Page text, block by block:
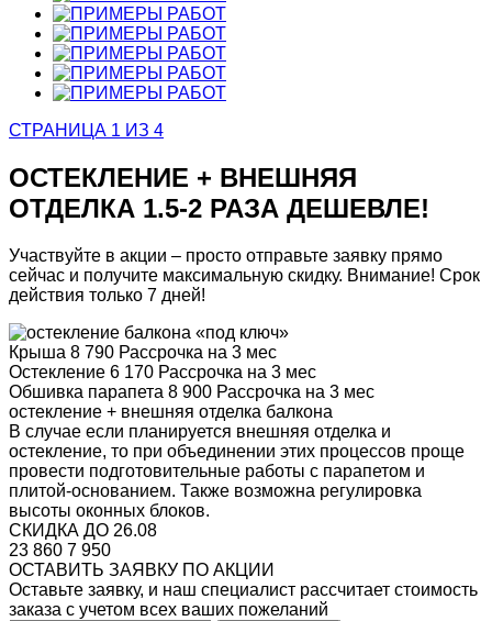
СТРАНИЦА 1 ИЗ 4
ОСТЕКЛЕНИЕ + ВНЕШНЯЯ
ОТДЕЛКА 1.5-2 РАЗА ДЕШЕВЛЕ!
Участвуйте в акции – просто отправьте заявку прямо
сейчас и получите максимальную скидку. Внимание! Срок
действия только 7 дней!
Крыша 8 790 Рассрочка на 3 мес
Остекление 6 170 Рассрочка на 3 мес
Обшивка парапета 8 900 Рассрочка на 3 мес
остекление + внешняя отделка балкона
В случае если планируется внешняя отделка и
остекление, то при объединении этих процессов проще
провести подготовительные работы с парапетом и
плитой-основанием. Также возможна регулировка
высоты оконных блоков.
СКИДКА ДО 26.08
23 860 7 950
ОСТАВИТЬ ЗАЯВКУ ПО АКЦИИ
Оставьте заявку, и наш специалист рассчитает стоимость
заказа с учетом всех ваших пожеланий